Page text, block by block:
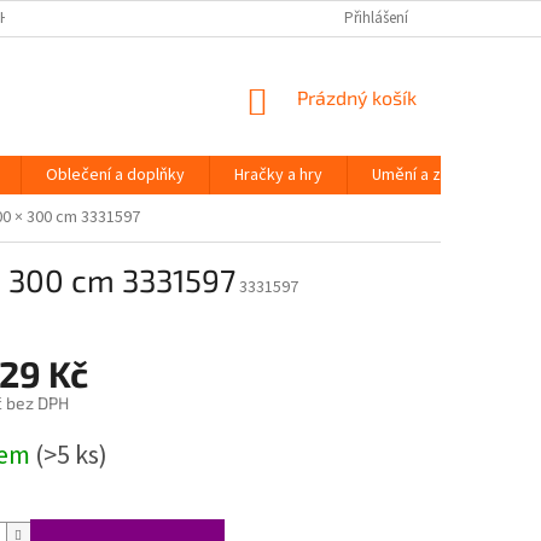
ÚDAJŮ Přihlášení
NÁKUPNÍ
Prázdný košík
Oblečení a doplňky Hračky a hry Umění a zábava
× 300 cm 3331597
cm 33315973331597
Kč
bez DPH
(>5 ks)